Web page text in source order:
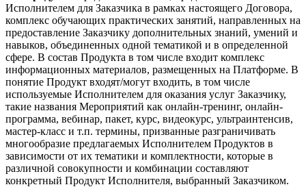
Исполнителем для Заказчика в рамках настоящего Договора,
комплекс обучающих практических занятий, направленных на
предоставление Заказчику дополнительных знаний, умений и
навыков, объединенных одной тематикой и в определенной
сфере. В состав Продукта в том числе входит комплекс
информационных материалов, размещенных на Платформе. В
понятие Продукт входят/могут входить, в том числе
используемые Исполнителем для оказания услуг Заказчику,
такие названия Мероприятий как онлайн-тренинг, онлайн-
программа, вебинар, пакет, курс, видеокурс, ультраинтенсив,
мастер-класс и т.п. термины, призванные разграничивать
многообразие предлагаемых Исполнителем Продуктов в
зависимости от их тематики и комплектности, которые в
различной совокупности и комбинации составляют
конкретный Продукт Исполнителя, выбранный Заказчиком.